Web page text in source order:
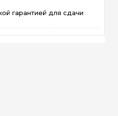
гарантией для сдачи